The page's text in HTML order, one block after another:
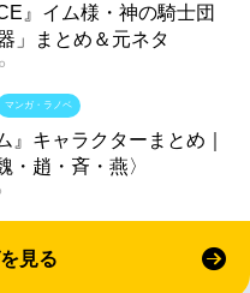
』イム様・神の騎士団
」まとめ＆元ネタ
』キャラクターまとめ｜
・趙・斉・燕〉
マンガ・ラノベ
見る